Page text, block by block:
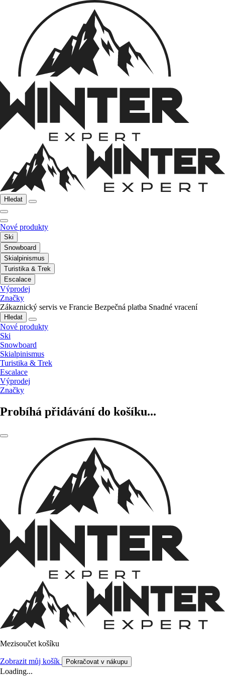
Hledat
Nové produkty
Ski
Snowboard
Skialpinismus
Turistika & Trek
Escalace
Výprodej
Značky
Zákaznický servis ve Francie Bezpečná platba Snadné vracení
Hledat
Nové produkty
Ski
Snowboard
Skialpinismus
Turistika & Trek
Escalace
Výprodej
Značky
Probíhá přidávání do košíku...
Mezisoučet košíku
Zobrazit můj košík Pokračovat v nákupu
Loading...